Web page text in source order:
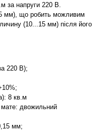
за напруги 220 В.
мм), що робить можливим
(10...15 мм) після його
220 В);
8 кв.м
мате: двожильний
мм;